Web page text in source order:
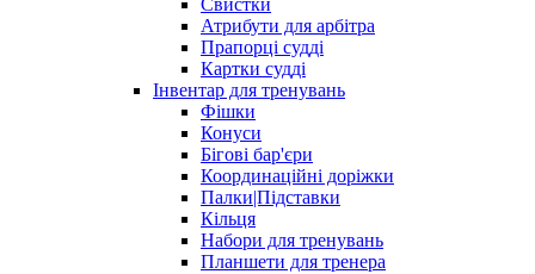
Свистки
Атрибути для арбітра
Прапорці судді
Картки судді
Інвентар для тренувань
Фішки
Конуси
Бігові бар'єри
Координаційні доріжки
Палки|Підставки
Кільця
Набори для тренувань
Планшети для тренера